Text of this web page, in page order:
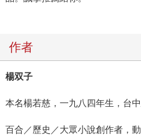
作者
楊双子
本名楊若慈，一九八四年生，台
百合／歷史／大眾小說創作者，